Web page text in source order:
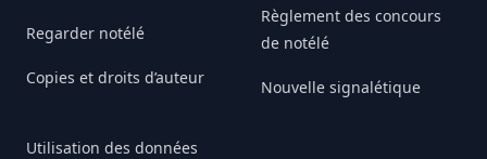
Regarder notélé
Copies et droits d’auteur
Utilisation des données
Règlement des concours
de notélé
Nouvelle signalétique